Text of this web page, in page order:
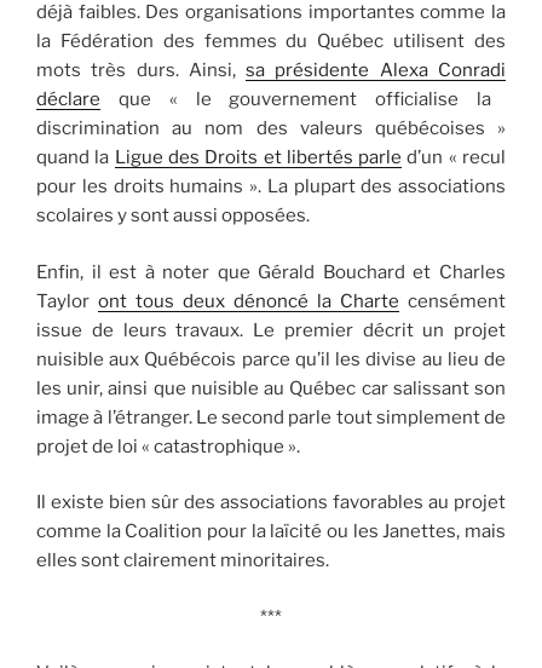
déjà faibles. Des organisations importantes comme la
la Fédération des femmes du Québec utilisent des
mots très durs. Ainsi,sa présidente Alexa Conradi
déclare que « le gouvernement officialise la
discrimination au nom des valeurs québécoises »
quand la Ligue des Droits et libertés parle d’un « recul
pour les droits humains ». La plupart des associations
scolaires y sont aussi opposées.
Enfin, il est à noter que Gérald Bouchard et Charles
Taylor ont tous deux dénoncé la Charte censément
issue de leurs travaux. Le premier décrit un projet
nuisible aux Québécois parce qu’il les divise au lieu de
les unir, ainsi que nuisible au Québec car salissant son
image à l’étranger. Le second parle tout simplement de
projet de loi « catastrophique ».
Il existe bien sûr des associations favorables au projet
comme la Coalition pour la laïcité ou les Janettes, mais
elles sont clairement minoritaires.
***